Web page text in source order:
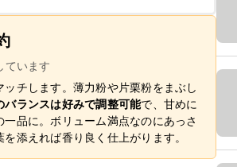
ています
チします。薄力粉や片栗粉をまぶし
バランスは好みで調整可能で、甘めに
品に。ボリューム満点なのにあっさ
添えれば香り良く仕上がります。